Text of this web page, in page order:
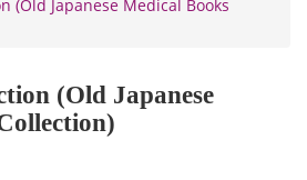
(Old Japanese Medical Books
(Old Japanese